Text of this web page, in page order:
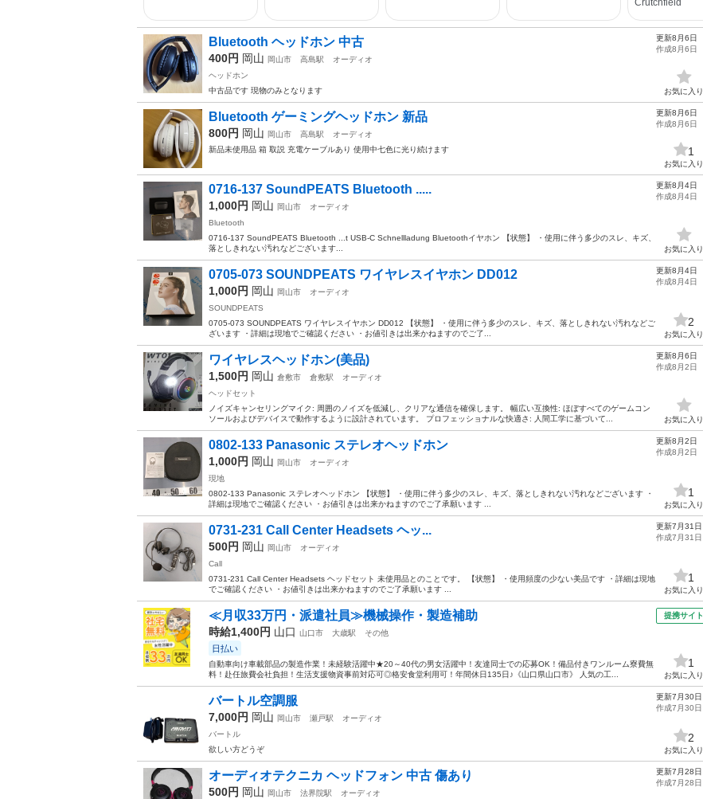
Bluetooth ヘッドホン 中古
400円 岡山 岡山市 高島駅
オーディオ
ヘッドホン
中古品です 現物のみとなります
更新8月6日
作成8月6日
お気に入り
Bluetooth ゲーミングヘッドホン 新品
800円 岡山 岡山市 高島駅
オーディオ
新品未使用品 箱 取説 充電ケーブルあり 使用中七色に光り続けます
更新8月6日
作成8月6日
1
お気に入り
0716-137 SoundPEATS Bluetooth .....
1,000円 岡山 岡山市
オーディオ
Bluetooth
0716-137 SoundPEATS Bluetooth ...t USB-C Schnellladung Bluetoothイヤホン 【状態】 ・使用に伴う多少のスレ、キズ、
落としきれない汚れなどございます...
更新8月4日
作成8月4日
お気に入り
0705-073 SOUNDPEATS ワイヤレスイヤホン DD012
1,000円 岡山 岡山市
オーディオ
SOUNDPEATS
0705-073 SOUNDPEATS ワイヤレスイヤホン DD012 【状態】 ・使用に伴う多少のスレ、キズ、落としきれない汚れなどご
ざいます ・詳細は現地でご確認ください ・お値引きは出来かねますのでご了...
更新8月4日
作成8月4日
2
お気に入り
ワイヤレスヘッドホン(美品)
1,500円 岡山 倉敷市 倉敷駅
オーディオ
ヘッドセット
ノイズキャンセリングマイク: 周囲のノイズを低減し、クリアな通信を確保します。 幅広い互換性: ほぼすべてのゲームコン
ソールおよびデバイスで動作するように設計されています。 プロフェッショナルな快適さ: 人間工学に基づいて...
更新8月6日
作成8月2日
お気に入り
0802-133 Panasonic ステレオヘッドホン
1,000円 岡山 岡山市
オーディオ
現地
0802-133 Panasonic ステレオヘッドホン 【状態】 ・使用に伴う多少のスレ、キズ、落としきれない汚れなどございます ・
詳細は現地でご確認ください ・お値引きは出来かねますのでご了承願います ...
更新8月2日
作成8月2日
1
お気に入り
0731-231 Call Center Headsets ヘッ...
500円 岡山 岡山市
オーディオ
Call
0731-231 Call Center Headsets ヘッドセット 未使用品とのことです。 【状態】 ・使用頻度の少ない美品です ・詳細は現地
でご確認ください ・お値引きは出来かねますのでご了承願います ...
更新7月31日
作成7月31日
1
お気に入り
≪月収33万円・派遣社員≫機械操作・製造補助
時給1,400円 山口 山口市 大歳駅 その他
日払い
自動車向け車載部品の製造作業！未経験活躍中★20～40代の男女活躍中！友達同士での応募OK！備品付きワンルーム寮費無
料！赴任旅費会社負担！生活支援物資事前対応可◎格安食堂利用可！年間休日135日♪《山口県山口市》 人気の工...
提携サイト
1
お気に入り
バートル空調服
7,000円 岡山 岡山市 瀬戸駅
オーディオ
バートル
欲しい方どうぞ
更新7月30日
作成7月30日
2
お気に入り
オーディオテクニカ ヘッドフォン 中古 傷あり
500円 岡山 岡山市 法界院駅
オーディオ
更新7月28日
作成7月28日